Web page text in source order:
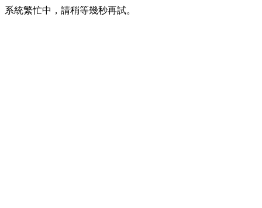
系統繁忙中，請稍等幾秒再試。